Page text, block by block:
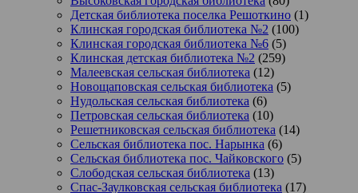
Детская библиотека поселка Решоткино (1)
Клинская городская библиотека №2 (100)
Клинская городская библиотека №6 (5)
Клинская детская библиотека №2 (259)
Малеевская сельская библиотека (12)
Новощаповская сельская библиотека (5)
Нудольская сельская библиотека (6)
Петровская сельская библиотека (10)
Решетниковская сельская библиотека (14)
Сельская библиотека пос. Нарынка (6)
Сельская библиотека пос. Чайковского (5)
Слободская сельская библиотека (13)
Спас-Заулковская сельская библиотека (17)